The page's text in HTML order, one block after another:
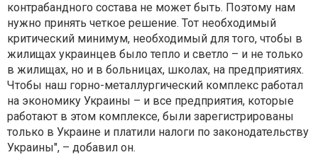
контрабандного состава не может быть. Поэтому нам
нужно принять четкое решение. Тот необходимый
критический минимум, необходимый для того, чтобы в
жилищах украинцев было тепло и светло – и не только
в жилищах, но и в больницах, школах, на предприятиях.
Чтобы наш горно-металлургический комплекс работал
на экономику Украины – и все предприятия, которые
работают в этом комплексе, были зарегистрированы
только в Украине и платили налоги по законодательству
Украины", – добавил он.